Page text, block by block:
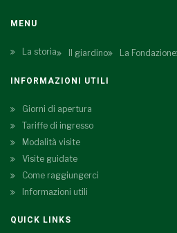
MENU
La storia Il giardino La Fondazione
INFORMAZIONI UTILI
Giorni di apertura
Tariffe di ingresso
Modalità visite
Visite guidate
Come raggiungerci
Informazioni utili
QUICK LINKS